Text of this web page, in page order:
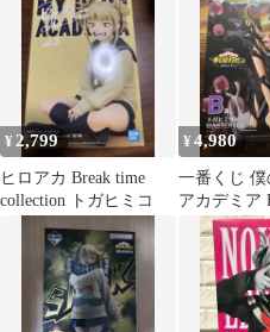
S トガヒミ
ュア
¥ 2,799
ヒロアカ Break time
collection トガヒミコ
¥4,980
一番くじ
アカデミア
ミコ ヒロ